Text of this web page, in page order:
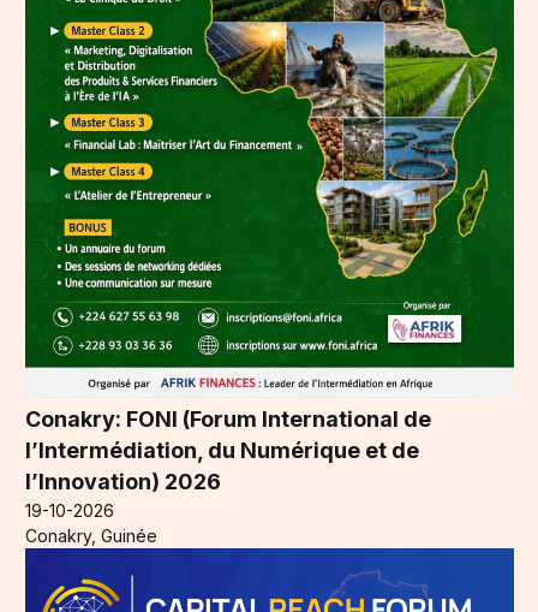
Conakry: FONI (Forum International de
l’Intermédiation, du Numérique et de
l’Innovation) 2026
19-10-2026
Conakry, Guinée